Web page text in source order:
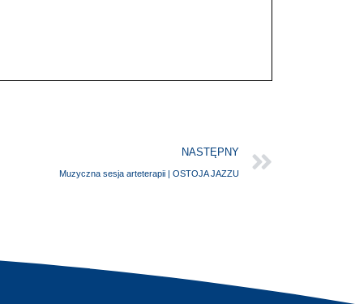
NASTĘPNY
Muzyczna sesja arteterapii | OSTOJA JAZZU